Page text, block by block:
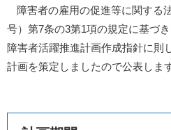
障害者の雇用の促進等に関する
号）第7条の3第1項の規定に基づ
障害者活躍推進計画作成指針に則
計画を策定しましたので公表します